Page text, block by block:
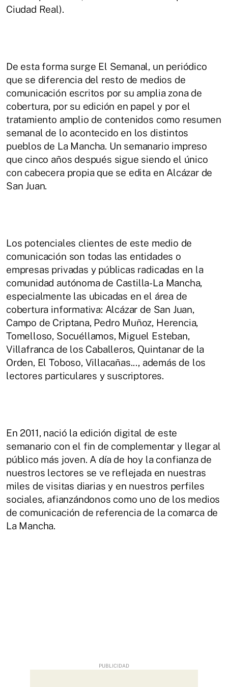
Ciudad Real).
De esta forma surge El Semanal, un periódico
que se diferencia del resto de medios de
comunicación escritos por su amplia zona de
cobertura, por su edición en papel y por el
tratamiento amplio de contenidos como resumen
semanal de lo acontecido en los distintos
pueblos de La Mancha. Un semanario impreso
que cinco años después sigue siendo el único
con cabecera propia que se edita en Alcázar de
San Juan.
Los potenciales clientes de este medio de
comunicación son todas las entidades o
empresas privadas y públicas radicadas en la
comunidad autónoma de Castilla-La Mancha,
especialmente las ubicadas en el área de
cobertura informativa: Alcázar de San Juan,
Campo de Criptana, Pedro Muñoz, Herencia,
Tomelloso, Socuéllamos, Miguel Esteban,
Villafranca de los Caballeros, Quintanar de la
Orden, El Toboso, Villacañas..., además de los
lectores particulares y suscriptores.
En 2011, nació la edición digital de este
semanario con el fin de complementar y llegar al
público más joven. A día de hoy la confianza de
nuestros lectores se ve reflejada en nuestras
miles de visitas diarias y en nuestros perfiles
sociales, afianzándonos como uno de los medios
de comunicación de referencia de la comarca de
La Mancha.